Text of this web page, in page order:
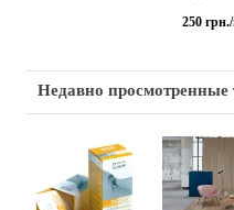
250
Недавно просмотренные